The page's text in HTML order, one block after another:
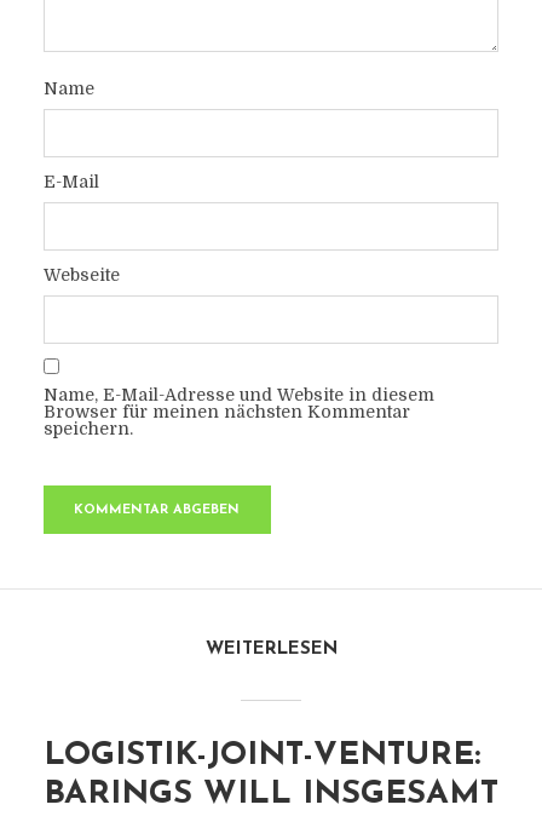
Name
E-Mail
Webseite
Name, E-Mail-Adresse und Website in diesem
Browser für meinen nächsten Kommentar
speichern.
WEITERLESEN
LOGISTIK-JOINT-VENTURE:
BARINGS WILL INSGESAMT